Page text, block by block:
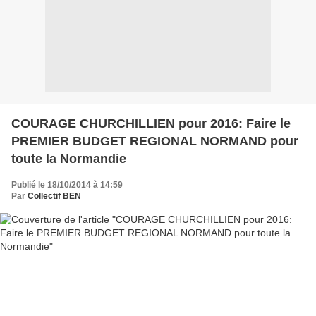
COURAGE CHURCHILLIEN pour 2016: Faire le
PREMIER BUDGET REGIONAL NORMAND pour
toute la Normandie
Publié le 18/10/2014 à 14:59
Par Collectif BEN